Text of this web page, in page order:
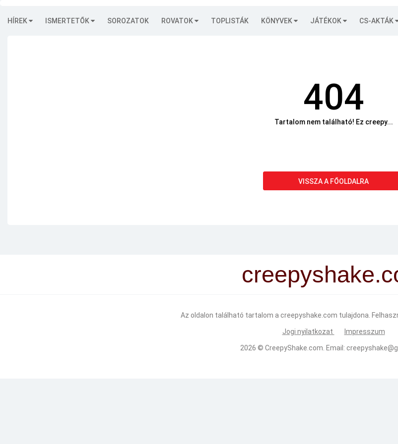
HÍREK ISMERTETŐK SOROZATOK ROVATOK TOPLISTÁK KÖNYVEK JÁTÉKOK CS-AKTÁK
404
Tartalom nem található! Ez creepy...
VISSZA A FŐOLDALRA
Az oldalon található tartalom a creepyshake.com tulajdona.
Jogi nyilatkozat Impresszum
2026 © CreepyShake.com . Email: